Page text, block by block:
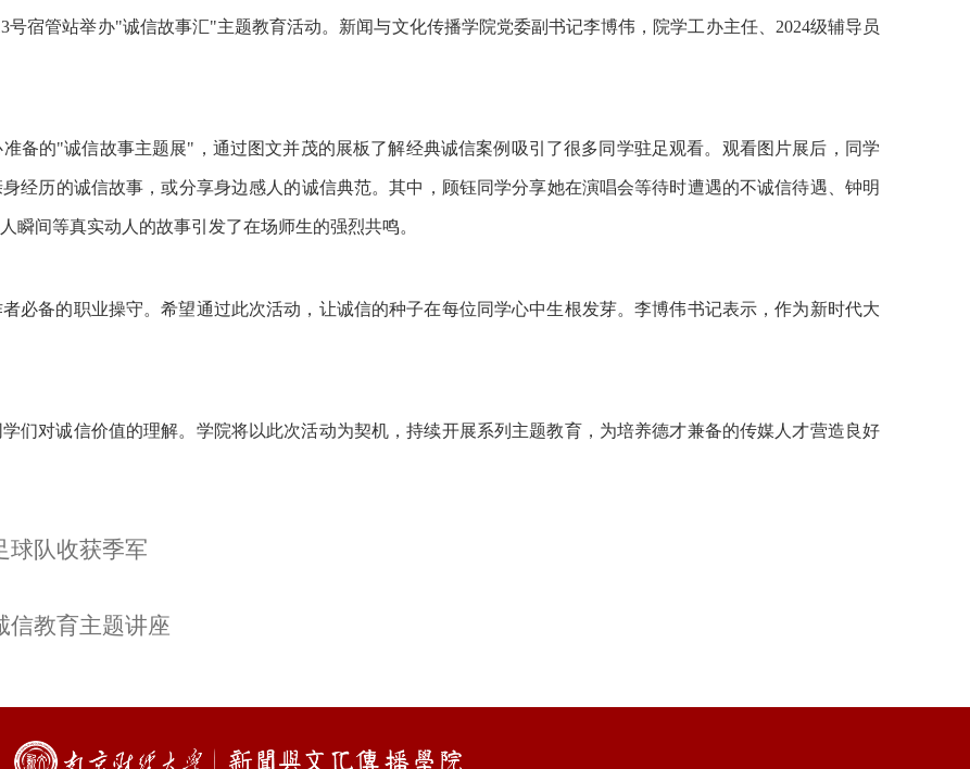
号宿管站举办"诚信故事汇"主题教育活动。新闻与文化传播学院党委副书记李博伟，院学工办主任、2024级辅导员
备的"诚信故事主题展"，通过图文并茂的展板了解经典诚信案例吸引了很多同学驻足观看。观看图片展后，同学
经历的诚信故事，或分享身边感人的诚信典范。其中，顾钰同学分享她在演唱会等待时遭遇的不诚信待遇、钟明
瞬间等真实动人的故事引发了在场师生的强烈共鸣。
必备的职业操守。希望通过此次活动，让诚信的种子在每位同学心中生根发芽。李博伟书记表示，作为新时代大
们对诚信价值的理解。学院将以此次活动为契机，持续开展系列主题教育，为培养德才兼备的传媒人才营造良好
球队收获季军
信教育主题讲座